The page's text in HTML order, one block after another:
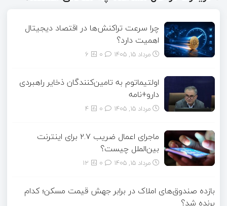
چرا سرعت تراکنش‌ها در اقتصاد دیجیتال
اهمیت دارد؟
مرداد ۱۵, ۱۴۰۵ 6
اولتیماتوم به تامین‌کنندگان ذخایر راهبردی
دارو+نامه
مرداد ۱۵, ۱۴۰۵ 4
ماجرای اعمال ضریب ۲.۷ برای اینترنت
بین‌الملل چیست؟
مرداد ۱۵, ۱۴۰۵ 12
بازده صندوق‌های املاک در برابر جهش قیمت مسکن؛ کدام
برنده شد؟